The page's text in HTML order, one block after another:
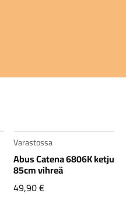
Varastossa
Abus Catena 6806K
85cm vihreä
49,90€